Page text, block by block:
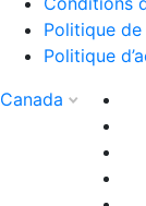
Politique
Politique
Canada